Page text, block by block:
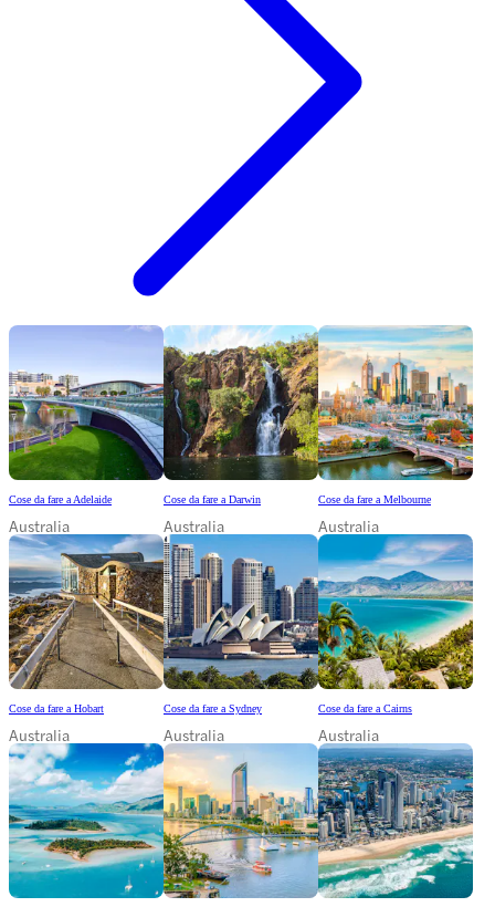
Cose da fare a Adelaide
Australia
Cose da fare a Darwin
Australia
Cose da fare a Melbourne
Australia
Cose da fare a Hobart
Australia
Cose da fare a Sydney
Australia
Cose da fare a Cairns
Australia